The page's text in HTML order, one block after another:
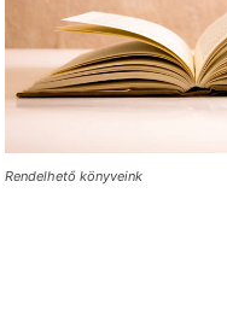
Rendelhető könyveink